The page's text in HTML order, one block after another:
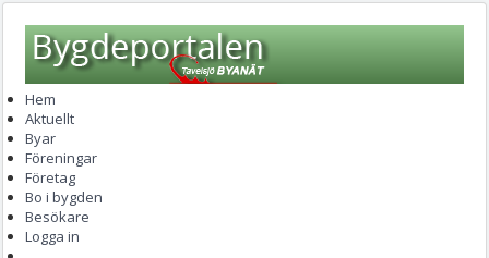
Hem
Aktuellt
Byar
Föreningar
Företag
Bo i bygden
Besökare
Logga in